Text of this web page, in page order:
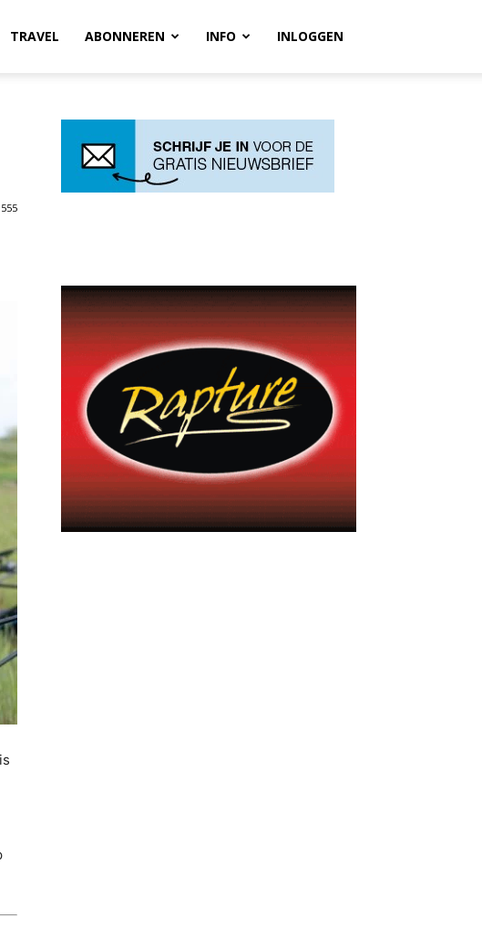
TRAVEL ABONNEREN INFO INLOGGEN
555